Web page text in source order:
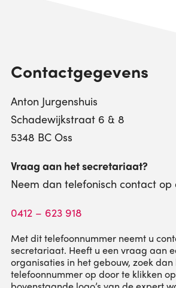
Contactgegevens
Anton Jurgenshuis
Schadewijkstraat 6 & 8
5348 BC Oss
Vraag aan het secretariaat?
Neem dan telefonisch contact
0412 – 623 918
Met dit telefoonnummer neemt u
secretariaat. Heeft u een vraag aan
organisaties in het gebouw, zoek
telefoonnummer op door te klikken